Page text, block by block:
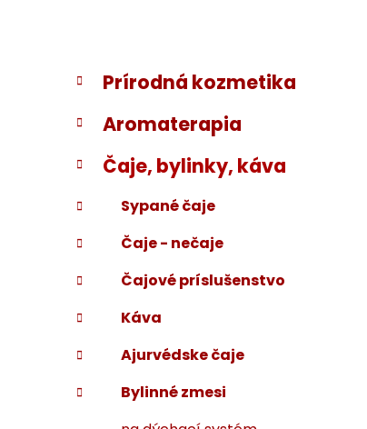
B
č
ý
a
n
l
Preskočiť
kategórie
K
a
t
e
ó
i
Prírodná kozmetika
Aromaterapia
Čaje, bylinky, káva
Sypané čaje
Čaje - nečaje
Čajové príslušenstvo
Káva
Ajurvédske čaje
Bylinné zmesi